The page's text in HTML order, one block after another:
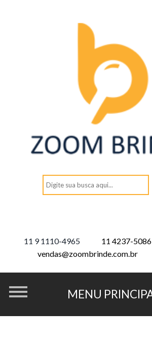
11 9 1110-4965
11 4237-5086
vendas@zoombrinde.com.br